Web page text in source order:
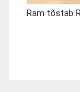
Ram tõstab